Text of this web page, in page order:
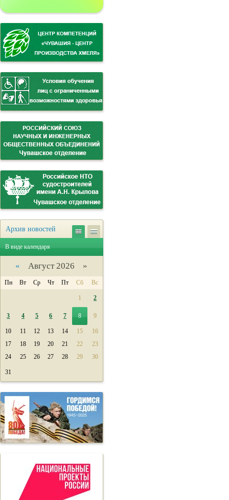
Архив новостей
В виде календаря
« Август 2026 »
Пн Вт Ср Чт Пт Сб Вс
1 2
3 4 5 6 7 8 9
10 11 12 13 14 15
16
17
18 19 20 21 22
23
24
25 26 27 28 29 30
31